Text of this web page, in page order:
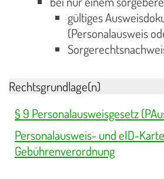
gültiges
(Personalausweis
Rechtsgrundlage(n)
§ 9 Personalausweisgesetz
Personalausweis- und eID-
Gebührenverordnung